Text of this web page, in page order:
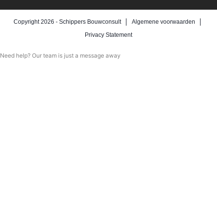
Copyright 2026 - Schippers Bouwconsult
Algemene voorwaarden
Privacy Statement
Need help? Our team is just a message away